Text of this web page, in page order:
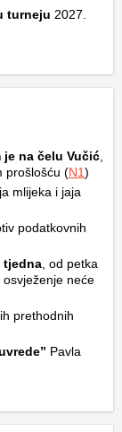
turneju 2027.
je na čelu Vučić
prošlošću (N1)
mlijeka i jaja
podatkovnih
tjedna , od petka
neće
prethodnih
Pavla